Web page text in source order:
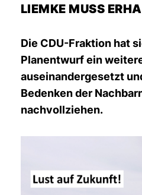
LIEMKE MUSS
Die CDU-Fraktion hat
Planentwurf ein
auseinandergesetzt
Bedenken der
nachvollziehen.